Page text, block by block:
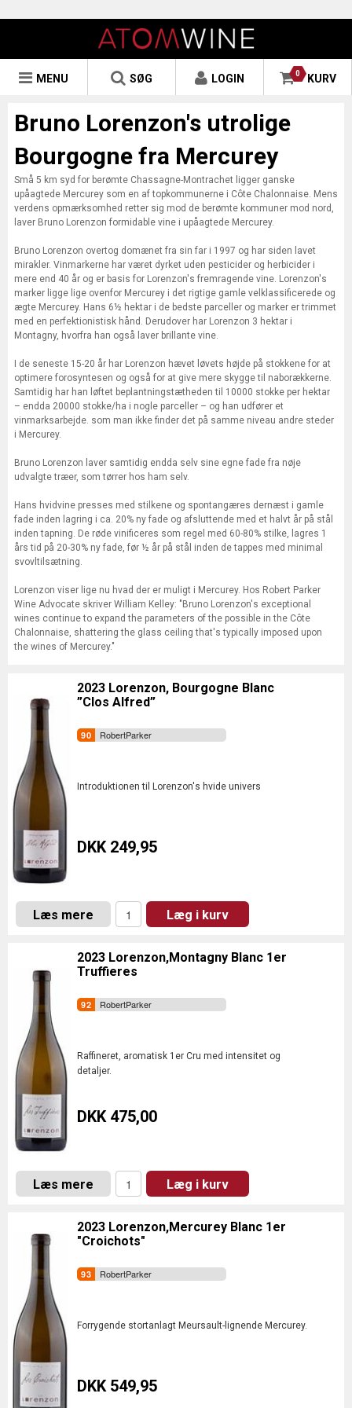
0 KURV
LOGIN
SØG
MENU
Bruno Lorenzon's utrolige
Bourgogne fra Mercurey
Små 5 km syd for berømte Chassagne-Montrachet ligger ganske
upåagtede Mercurey som en af topkommunerne i Côte Chalonnaise. Mens
verdens opmærksomhed retter sig mod de berømte kommuner mod nord,
laver Bruno Lorenzon formidable vine i upåagtede Mercurey.
Bruno Lorenzon overtog domænet fra sin far i 1997 og har siden lavet
mirakler. Vinmarkerne har været dyrket uden pesticider og herbicider i
mere end 40 år og er basis for Lorenzon's fremragende vine. Lorenzon's
marker ligge lige ovenfor Mercurey i det rigtige gamle velklassificerede og
ægte Mercurey. Hans 6½ hektar i de bedste parceller og marker er trimmet
med en perfektionistisk hånd. Derudover har Lorenzon 3 hektar i
Montagny, hvorfra han også laver brillante vine.
I de seneste 15-20 år har Lorenzon hævet løvets højde på stokkene for at
optimere forosyntesen og også for at give mere skygge til naborækkerne.
Samtidig har han løftet beplantningstætheden til 10000 stokke per hektar
– endda 20000 stokke/ha i nogle parceller – og han udfører et
vinmarksarbejde. som man ikke finder det på samme niveau andre steder
i Mercurey.
Bruno Lorenzon laver samtidig endda selv sine egne fade fra nøje
udvalgte træer, som tørrer hos ham selv.
Hans hvidvine presses med stilkene og spontangæres dernæst i gamle
fade inden lagring i ca. 20% ny fade og afsluttende med et halvt år på stål
inden tapning. De røde vinificeres som regel med 60-80% stilke, lagres 1
års tid på 20-30% ny fade, før ½ år på stål inden de tappes med minimal
svovltilsætning.
Lorenzon viser lige nu hvad der er muligt i Mercurey. Hos Robert Parker
Wine Advocate skriver William Kelley: "Bruno Lorenzon's exceptional
wines continue to expand the parameters of the possible in the Côte
Chalonnaise, shattering the glass ceiling that's typically imposed upon
the wines of Mercurey."
2023 Lorenzon, Bourgogne Blanc
”Clos Alfred”
RobertParker
Introduktionen til Lorenzon's hvide univers
DKK 249,95
Læs mere Læg i kurv
2023 Lorenzon,Montagny Blanc 1er
Truffieres
RobertParker
Raffineret, aromatisk 1er Cru med intensitet og
detaljer.
DKK 475,00
Læs mere Læg i kurv
2023 Lorenzon,Mercurey Blanc 1er
"Croichots"
RobertParker
Forrygende stortanlagt Meursault-lignende Mercurey.
DKK 549,95